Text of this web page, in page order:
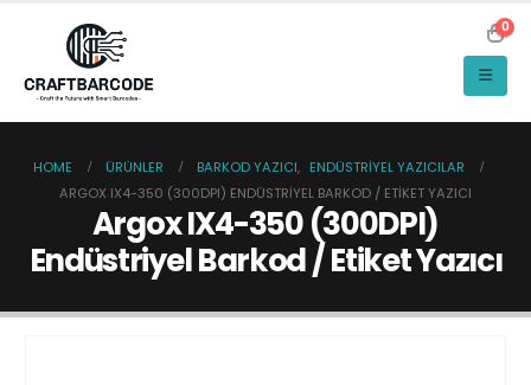
0
HOME ÜRÜNLER BARKOD YAZICI, ENDÜSTRIYEL YAZICILAR
ARGOX IX4-350 (300DPI) ENDÜSTRIYEL BARKOD / ETIKET YAZICI
Argox IX4-350 (300DPI)
Endüstriyel Barkod / Etiket Yazıcı